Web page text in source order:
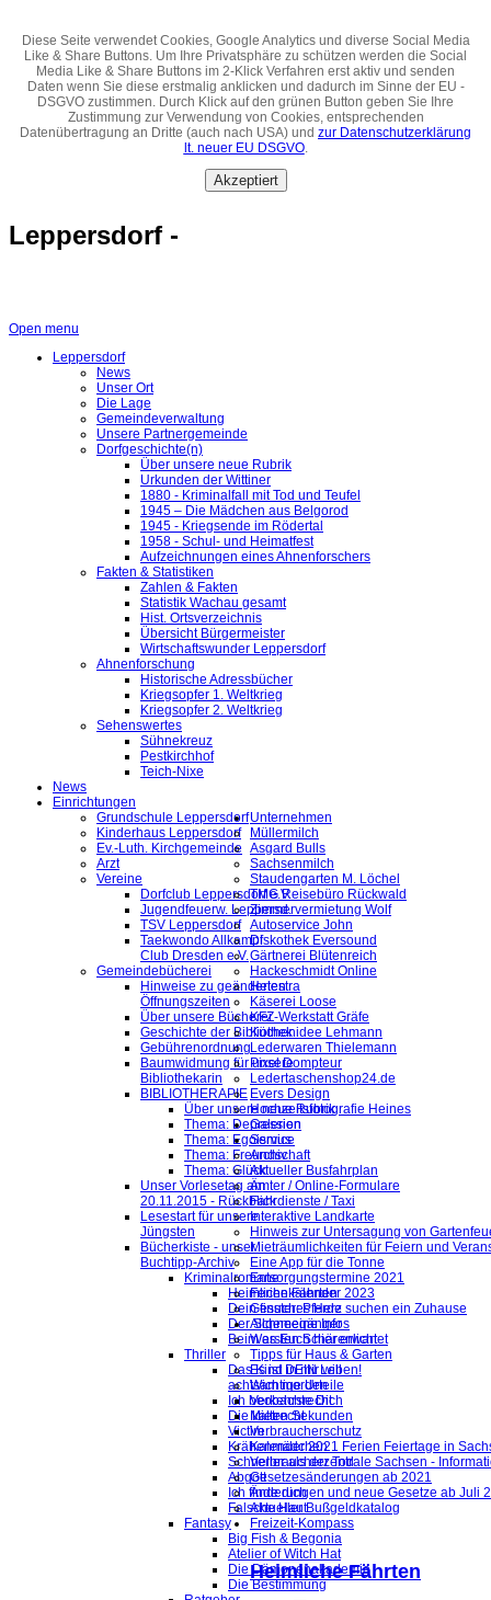
Diese Seite verwendet Cookies, Google Analytics und diverse Social Media
Like & Share Buttons. Um Ihre Privatsphäre zu schützen werden die Social
Media Like & Share Buttons im 2-Klick Verfahren erst aktiv und senden
Daten wenn Sie diese erstmalig anklicken und dadurch im Sinne der EU -
DSGVO zustimmen. Durch Klick auf den grünen Button geben Sie Ihre
Zustimmung zur Verwendung von Cookies, entsprechenden
Datenübertragung an Dritte (auch nach USA) und zur Datenschutzerklärung
lt. neuer EU DSGVO.
Akzeptiert
Leppersdorf -
Open menu
Leppersdorf
News
Unser Ort
Die Lage
Gemeindeverwaltung
Unsere Partnergemeinde
Dorfgeschichte(n)
Über unsere neue Rubrik
Urkunden der Wittiner
1880 - Kriminalfall mit Tod und Teufel
1945 – Die Mädchen aus Belgorod
1945 - Kriegsende im Rödertal
1958 - Schul- und Heimatfest
Aufzeichnungen eines Ahnenforschers
Fakten & Statistiken
Zahlen & Fakten
Statistik Wachau gesamt
Hist. Ortsverzeichnis
Übersicht Bürgermeister
Wirtschaftswunder Leppersdorf
Ahnenforschung
Historische Adressbücher
Kriegsopfer 1. Weltkrieg
Kriegsopfer 2. Weltkrieg
Sehenswertes
Sühnekreuz
Pestkirchhof
Teich-Nixe
News
Einrichtungen
Grundschule Leppersdorf
Kinderhaus Leppersdorf
Ev.-Luth. Kirchgemeinde
Arzt
Vereine
Dorfclub Leppersdorf e.V.
Jugendfeuerw. Leppersd.
TSV Leppersdorf
Taekwondo Allkampf
Club Dresden e.V.
Gemeindebücherei
Hinweise zu geänderten
Öffnungszeiten
Über unsere Bücherei
Geschichte der Bibliothek
Gebührenordnung
Baumwidmung für unsere
Bibliothekarin
BIBLIOTHERAPIE
Über unsere neue Rubrik
Thema: Depression
Thema: Egoismus
Thema: Freundschaft
Thema: Glück
Unser Vorlesetag am
20.11.2015 - Rückblick
Lesestart für unsere
Jüngsten
Bücherkiste - unser
Buchtipp-Archiv
Kriminalromane
Heimliche Fährten
Dein finsteres Herz
Der Schneegänger
Beim ersten Schärenlicht
Thriller
Das Kind in mir will
achtsam morden
Ich beobachte Dich
Die kalten Sekunden
Victim
Krähenmädchen
Schneller als der Tod
Abgott
Ich finde dich
Falsche Haut
Fantasy
Big Fish & Begonia
Atelier of Witch Hat
Die Dämonenakademie
Die Bestimmung
Unternehmen
Müllermilch
Asgard Bulls
Sachsenmilch
Staudengarten M. Löchel
TMG Reisebüro Rückwald
Zimmervermietung Wolf
Autoservice John
Diskothek Eversound
Gärtnerei Blütenreich
Hackeschmidt Online
Helestra
Käserei Loose
KFZ-Werkstatt Gräfe
Küchenidee Lehmann
Lederwaren Thielemann
Pixel Dompteur
Ledertaschenshop24.de
Evers Design
Hochzeitsfotografie Heines
Galerien
Service
Archiv
Aktueller Busfahrplan
Ämter / Online-Formulare
Fahrdienste / Taxi
Interaktive Landkarte
Hinweis zur Untersagung von
Mieträumlichkeiten für Feiern und
Eine App für die Tonne
Entsorgungstermine 2021
Ferienkalender 2023
Gesuch: Pferde suchen ein Zuhause
Allgemeine Infos
Was Euch hier erwartet
Tipps für Haus & Garten
Es ist DEIN Leben!
Wichtige Urteile
Verkehrsrecht
Mietrecht
Verbraucherschutz
Kalender 2021 Ferien Feiertage in
Verbraucherzentrale Sachsen -
Gesetzesänderungen ab 2021
Änderungen und neue Gesetze ab Juli
Aktueller Bußgeldkatalog
Freizeit-Kompass
Heimliche Fährten